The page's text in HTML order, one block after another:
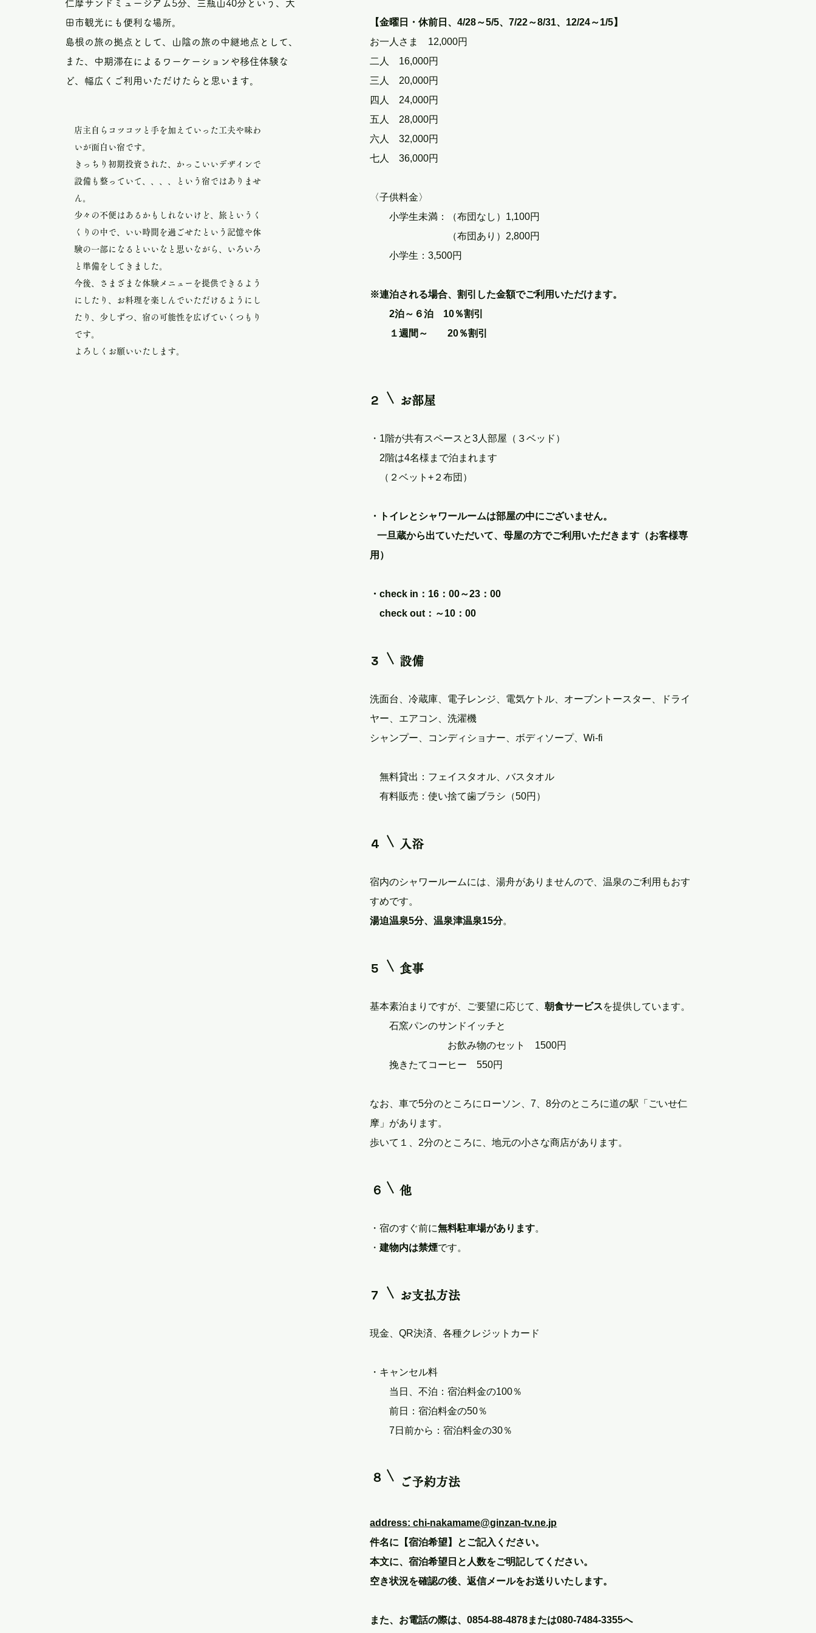
仁摩サンドミュージアム5分、三瓶山40分という、大
田市観光にも便利な場所。
島根の旅の拠点として、山陰の旅の中継地点として、
また、中期滞在によるワーケーションや移住体験な
ど、幅広くご利用いただけたらと思います。
店主自らコツコツと手を加えていった工夫や味わ
いが面白い宿です。
きっちり初期投資された、かっこいいデザインで
設備も整っていて、、、、という宿ではありませ
ん。
少々の不便はあるかもしれないけど、旅というく
くりの中で、いい時間を過ごせたという記憶や体
験の一部になるといいなと思いながら、いろいろ
と準備をしてきました。
今後、さまざまな体験メニューを提供できるよう
にしたり、お料理を楽しんでいただけるようにし
たり、少しずつ、宿の可能性を広げていくつもり
です。
よろしくお願いいたします。
【金曜日・休前日、4/28～5/5、7/22～8/31、12/24～1/5】
お一人さま 12,000円
二人 16,000円
三人 20,000円
四人 24,000円
五人 28,000円
六人 32,000円
七人 36,000円
〈子供料金〉
小学生未満：（布団なし）1,100円
（布団あり）2,800円
小学生：3,500円
※連泊される場合、割引した金額でご利用いただけます。
2泊～６泊 10％割引
１週間～ 20％割引
2 お部屋
・1階が共有スペースと3人部屋（３ベッド）
2階は4名様まで泊まれます
（２ベット+２布団）
・トイレとシャワールームは部屋の中にございません。
一旦蔵から出ていただいて、母屋の方でご利用いただきます（お客様専
用）
・check in：16：00～23：00
check out：～10：00
3 設備
洗面台、冷蔵庫、電子レンジ、電気ケトル、オーブントースター、ドライ
ヤー、エアコン、洗濯機
シャンプー、コンディショナー、ボディソープ、Wi-fi
無料貸出：フェイスタオル、バスタオル
有料販売：使い捨て歯ブラシ（50円）
4 入浴
宿内のシャワールームには、湯舟がありませんので、温泉のご利用もおす
すめです。
湯迫温泉5分、温泉津温泉15分。
5 食事
基本素泊まりですが、ご要望に応じて、朝食サービスを提供しています。
石窯パンのサンドイッチと
お飲み物のセット 1500円
挽きたてコーヒー 550円
なお、車で5分のところにローソン、7、8分のところに道の駅「ごいせ仁
摩」があります。
歩いて１、2分のところに、地元の小さな商店があります。
６ 他
・宿のすぐ前に無料駐車場があります。
・建物内は禁煙です。
7 お支払方法
現金 、QR決済、各種クレジットカード
・キャンセル料
当日、不泊：宿泊料金の100％
前日：宿泊料金の50％
7日前から：宿泊料金の30％
８ ご予約方法
address: chi-nakamame@ginzan-tv.ne.jp
件名に【宿泊希望】とご記入ください。
本文に、宿泊希望日と人数をご明記してください。
空き状況を確認の後、返信メールをお送りいたします。
また、お電話の際は、0854-88-4878または080-7484-3355へ